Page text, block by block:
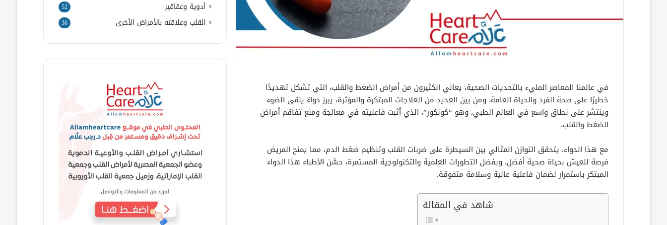
في عالمنا المعاصر المليء بالتحديات الصحية، يعاني الكثيرون من أمراض الضغط والقلب، التي تشكل تهديدًا
خطيرًا على صحة الفرد والحياة العامة، ومن بين العديد من العلاجات المبتكرة والمؤثرة، يبرز دواءٌ يلقى الضوء
وينتشر على نطاق واسع في العالم الطبي، وهو “كونكور”، الذي أثبت فاعليته في معالجة ومنع تفاقم أمراض
الضغط والقلب.
مع هذا الدواء، يتحقق التوازن المثالي بين السيطرة على ضربات القلب وتنظيم ضغط الدم، مما يمنح المريض
فرصة للعيش بحياة صحية أفضل، وبفضل التطورات العلمية والتكنولوجية المستمرة، حسَّن الأطباء هذا الدواء
المبتكر باستمرار لضمان فاعلية عالية وسلامة متفوقة.
شاهد في المقالة
أدوية وعقاقير 52
القلب وعلاقته بالأمراض الأخرى 36